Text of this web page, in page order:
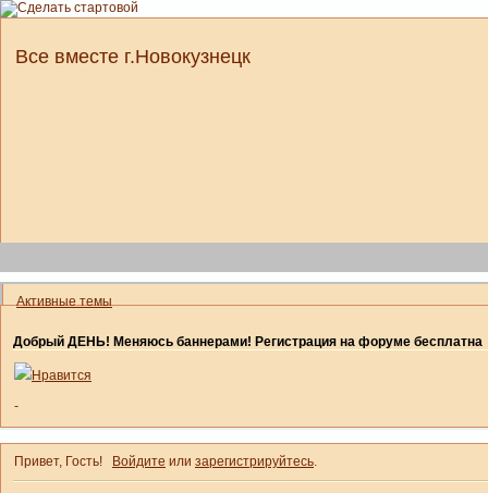
Все вместе г.Новокузнецк
Активные темы
Добрый ДЕНЬ! Меняюсь баннерами! Регистрация на форуме бесплатна
Нравится
-
Привет, Гость! Войдите или зарегистрируйтесь.